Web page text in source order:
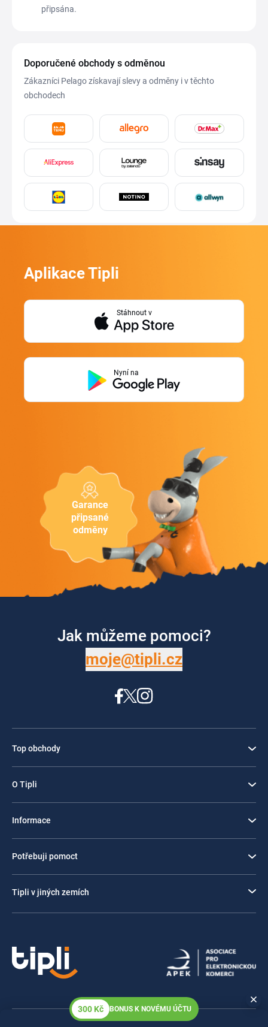
300 Kč BONUS K NOVÉMU ÚČTU
připsána.
Doporučené obchody s odměnou
Zákazníci Pelago získavají slevy a odměny i v těchto
obchodech
Garance
připsané
odměny
Aplikace Tipli
Stáhnout v
Nyní na
Jak můžeme pomoci?
moje@tipli.cz
Top obchody
O Tipli
Informace
Potřebuji pomoct
Tipli v jiných zemích